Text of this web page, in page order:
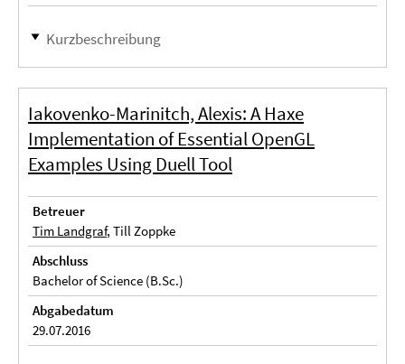
Kurzbeschreibung
Iakovenko-Marinitch, Alexis: A Haxe
Implementation of Essential OpenGL
Examples Using Duell Tool
Betreuer
Tim Landgraf, Till Zoppke
Abschluss
Bachelor of Science (B.Sc.)
Abgabedatum
29.07.2016